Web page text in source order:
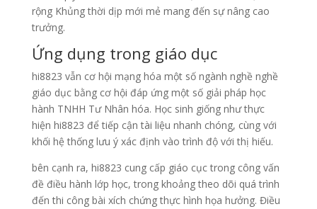
rộng Khủng thời dịp mới mẻ mang đến sự nâng cao
trưởng.
Ứng dụng trong giáo dục
hi8823 vẫn cơ hội mạng hóa một số ngành nghề nghề
giáo dục bằng cơ hội đáp ứng một số giải pháp học
hành TNHH Tư Nhân hóa. Học sinh giống như thực
hiện hi8823 để tiếp cận tài liệu nhanh chóng, cùng với
khối hệ thống lưu ý xác định vào trình độ với thị hiếu.
bên cạnh ra, hi8823 cung cấp giáo cục trong công vấn
đề điều hành lớp học, trong khoảng theo dõi quá trình
đến thi công bài xích chứng thực hình họa hưởng. Điều